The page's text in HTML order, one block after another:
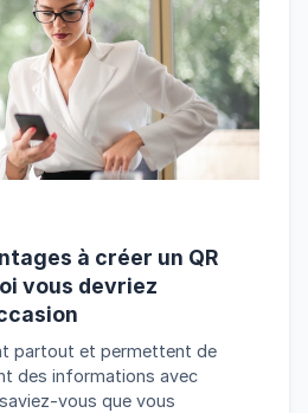
à créer un QR
vous devriez
partout et permettent de
des informations avec
vous que vous